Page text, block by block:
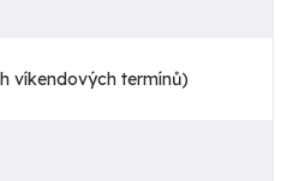
víkendových termínů)